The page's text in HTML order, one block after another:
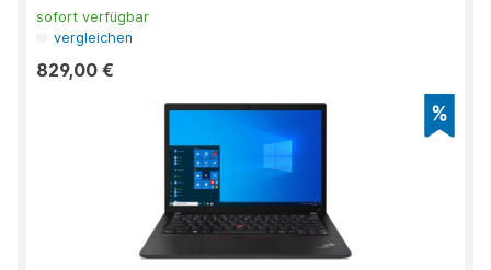
sofort verfügbar
vergleichen
829,00 €